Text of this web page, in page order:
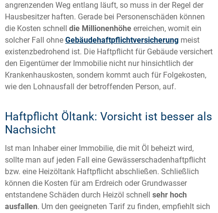
angrenzenden Weg entlang läuft, so muss in der Regel der
Hausbesitzer haften. Gerade bei Personenschäden können
die Kosten schnell die Millionenhöhe erreichen, womit ein
solcher Fall ohne Gebäudehaftpflichtversicherung meist
existenzbedrohend ist. Die Haftpflicht für Gebäude versichert
den Eigentümer der Immobilie nicht nur hinsichtlich der
Krankenhauskosten, sondern kommt auch für Folgekosten,
wie den Lohnausfall der betroffenden Person, auf.
Haftpflicht Öltank: Vorsicht ist besser als
Nachsicht
Ist man Inhaber einer Immobilie, die mit Öl beheizt wird,
sollte man auf jeden Fall eine Gewässerschadenhaftpflicht
bzw. eine Heizöltank Haftpflicht abschließen. Schließlich
können die Kosten für am Erdreich oder Grundwasser
entstandene Schäden durch Heizöl schnell sehr hoch
ausfallen. Um den geeigneten Tarif zu finden, empfiehlt sich